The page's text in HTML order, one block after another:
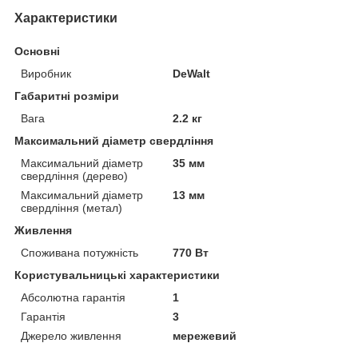
Характеристики
Основні
Виробник
DeWalt
Габаритні розміри
Вага
2.2 кг
Максимальний діаметр свердління
Максимальний діаметр
свердління (дерево)
35 мм
Максимальний діаметр
свердління (метал)
13 мм
Живлення
Споживана потужність
770 Вт
Користувальницькі характеристики
Абсолютна гарантія
1
Гарантія
3
Джерело живлення
мережевий